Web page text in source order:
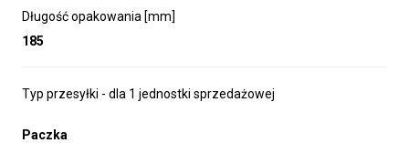
Długość opakowania [mm]
185
Typ przesyłki - dla 1 jednostki sprzedażowej
Paczka